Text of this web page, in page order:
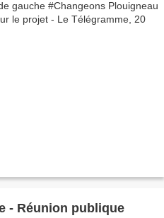
- Réunion publique